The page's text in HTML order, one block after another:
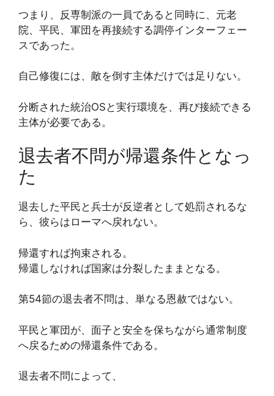
つまり、反専制派の一員であると同時に、元老
院、平民、軍団を再接続する調停インターフェー
スであった。
自己修復には、敵を倒す主体だけでは足りない。
分断された統治OSと実行環境を、再び接続できる
主体が必要である。
退去者不問が帰還条件となっ
た
退去した平民と兵士が反逆者として処罰されるな
ら、彼らはローマへ戻れない。
帰還すれば拘束される。
帰還しなければ国家は分裂したままとなる。
第54節の退去者不問は、単なる恩赦ではない。
平民と軍団が、面子と安全を保ちながら通常制度
へ戻るための帰還条件である。
退去者不問によって、